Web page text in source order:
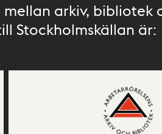
arkiv, bibliotek
Stockholmskällan är: